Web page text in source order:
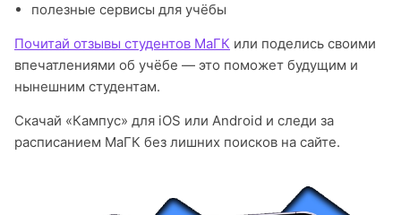
полезные сервисы для учёбы
Почитай отзывы студентов МаГК или поделись своими
впечатлениями об учёбе — это поможет будущим и
нынешним студентам.
Скачай «Кампус» для iOS или Android и следи за
расписанием МаГК без лишних поисков на сайте.